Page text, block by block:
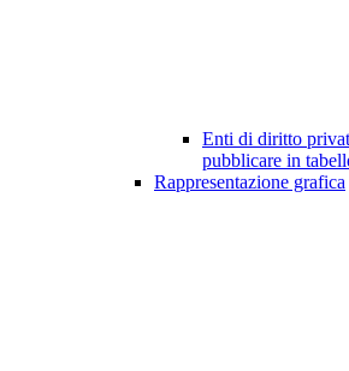
Enti di diritto
pubblicare in
Rappresentazione grafica